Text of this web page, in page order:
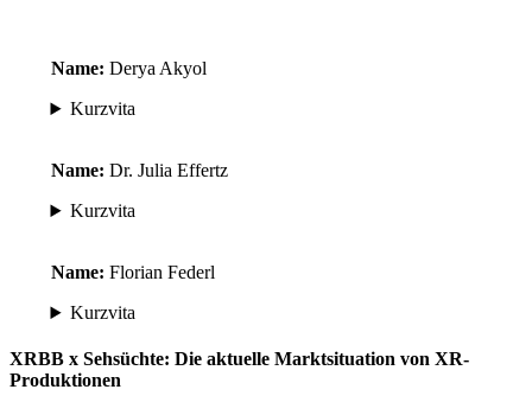
Name: Derya Akyol
Kurzvita
Name: Dr. Julia Effertz
Kurzvita
Name: Florian Federl
Kurzvita
XRBB x Sehsüchte: Die aktuelle Marktsituation von XR-
Produktionen